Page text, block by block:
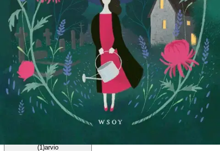
Arviot
(1)arvio